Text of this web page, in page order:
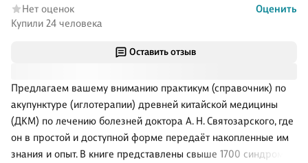
Оставить отзыв
Предлагаем вашему вниманию практикум (справочник) по
акупунктуре (иглотерапии) древней китайской медицины
(ДКМ) по лечению болезней доктора А. Н. Святозарского, где
он в простой и доступной форме передаёт накопленные им
знания и опыт. В книге представлены свыше 1700 синдромов
Нет оценок
Оценить
Купили 24 человека